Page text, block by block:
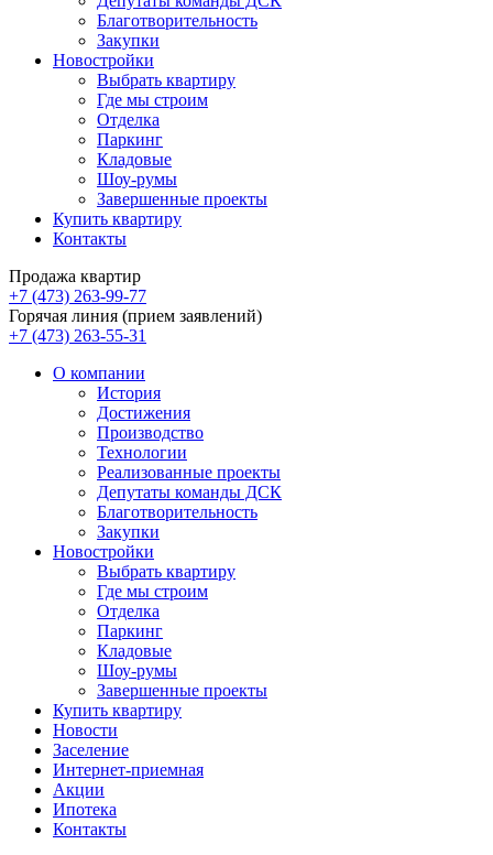
Благотворительность
Закупки
Новостройки
Выбрать квартиру
Где мы строим
Отделка
Паркинг
Кладовые
Шоу-румы
Завершенные проекты
Купить квартиру
Контакты
Продажа квартир
+7 (473) 263-99-77
Горячая линия (прием заявлений)
+7 (473) 263-55-31
О компании
История
Достижения
Производство
Технологии
Реализованные проекты
Депутаты команды ДСК
Благотворительность
Закупки
Новостройки
Выбрать квартиру
Где мы строим
Отделка
Паркинг
Кладовые
Шоу-румы
Завершенные проекты
Купить квартиру
Новости
Заселение
Интернет-приемная
Акции
Ипотека
Контакты